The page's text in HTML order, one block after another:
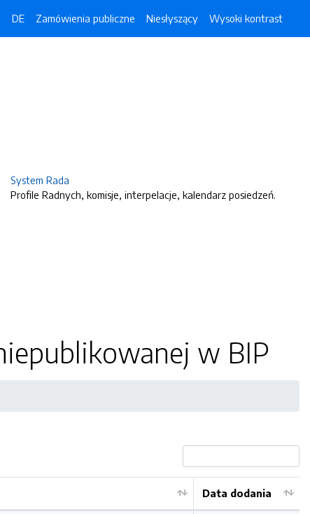
DE Zamówienia publiczne Niesłyszący Wysoki kontrast
System Rada
Profile Radnych, komisje, interpelacje, kalendarz posiedzeń.
w BIP
Data dodania